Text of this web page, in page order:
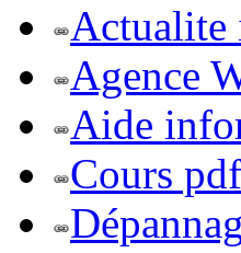
Actualite
Agence
Aide
Cours pdf